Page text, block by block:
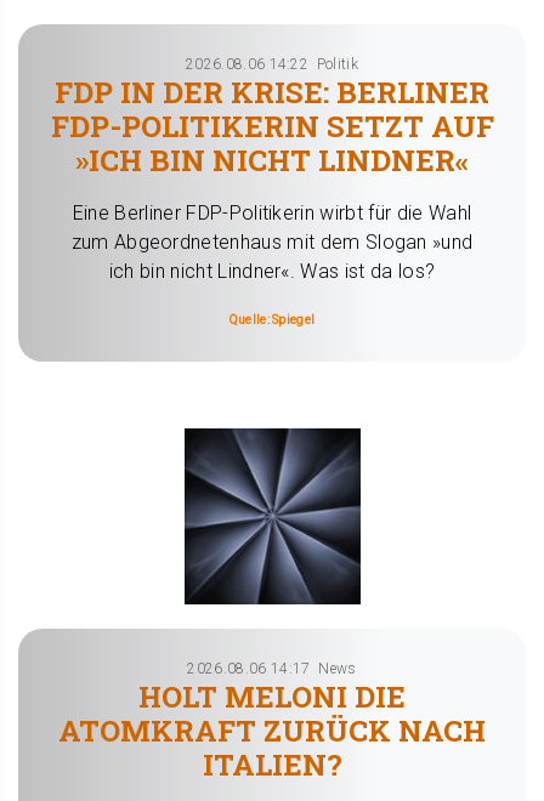
2026.08.06 14:22 Politik
FDP IN DER KRISE: BERLINER
FDP-POLITIKERIN SETZT AUF
»ICH BIN NICHT LINDNER«
Eine Berliner FDP-Politikerin wirbt für die Wahl
zum Abgeordnetenhaus mit dem Slogan »und
ich bin nicht Lindner«. Was ist da los?
Quelle: Spiegel
2026.08.06 14:17 News
HOLT MELONI DIE
ATOMKRAFT ZURÜCK NACH
ITALIEN?